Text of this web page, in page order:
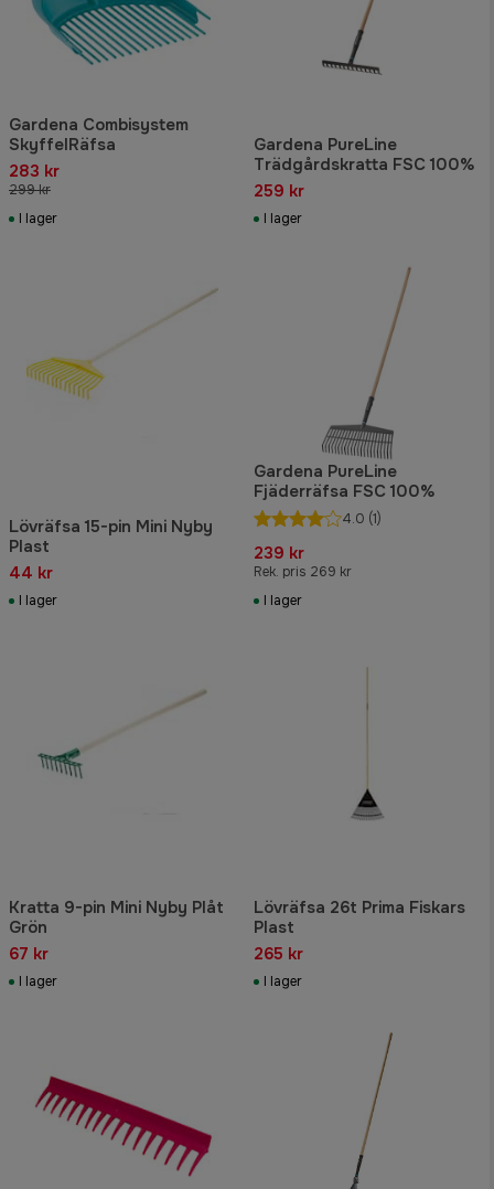
Gardena Combisystem
SkyffelRäfsa
283 kr
299 kr
I lager
Gardena PureLine
Trädgårdskratta FSC 100%
259 kr
I lager
Lövräfsa 15-pin Mini Nyby
Plast
44 kr
I lager
Gardena PureLine
Fjäderräfsa FSC 100%
4.0 (1)
239 kr
Rek. pris 269 kr
I lager
Kratta 9-pin Mini Nyby Plåt
Grön
67 kr
I lager
Lövräfsa 26t Prima Fiskars
Plast
265 kr
I lager